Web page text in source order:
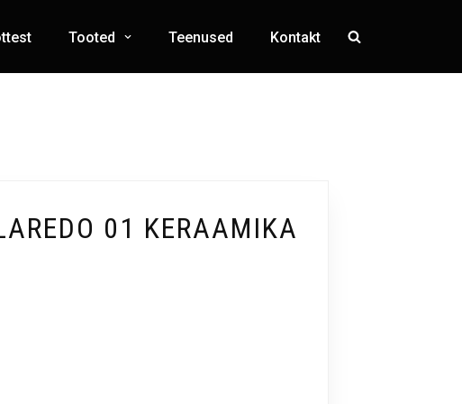
Tooted Teenused Kontakt
01 KERAAMIKA